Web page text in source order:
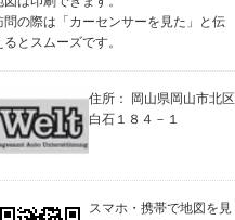
問の際は「カーセンサーを見た」と伝
るとスムーズです。
住所： 岡山県岡山市北区
白石１８４－１
スマホ・携帯で地図を見